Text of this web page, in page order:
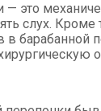
— это
слух.
барабанной